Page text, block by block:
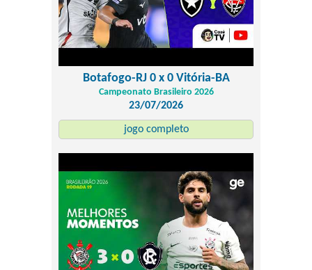
Botafogo-RJ 0 x 0 Vitória-BA
Campeonato Brasileiro 2026
23/07/2026
jogo completo